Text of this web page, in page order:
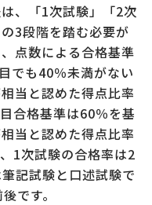
、「1次試験」「2次
3段階を踏む必要が
点数による合格基準
でも40％未満がない
当と認めた得点比率
合格基準は60％を基
当と認めた得点比率
1次試験の合格率は2
記試験と口述試験で
です。